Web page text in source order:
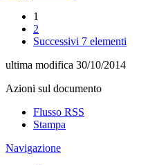
1
2
Successivi 7 elementi
ultima modifica 30/10/2014
Azioni sul documento
Flusso RSS
Stampa
Navigazione